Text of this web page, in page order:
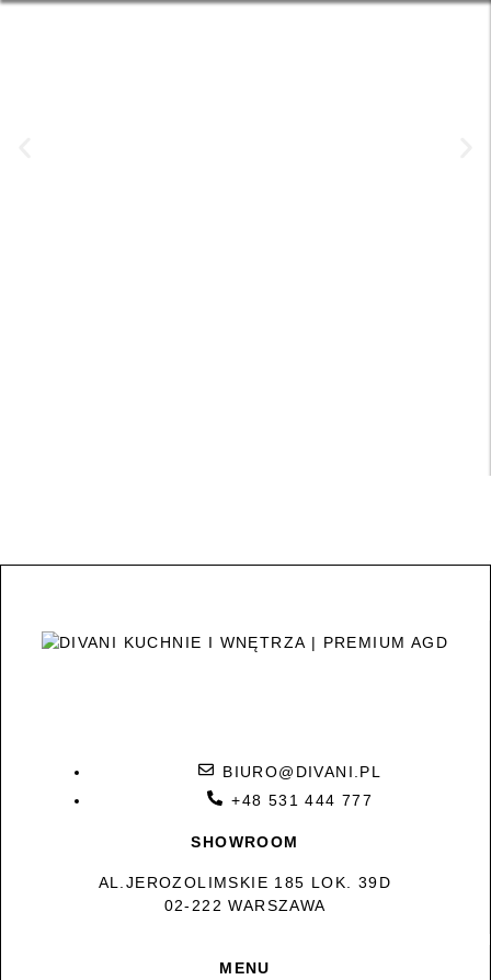
BIURO@DIVANI.PL
+48 531 444 777
SHOWROOM
AL.JEROZOLIMSKIE 185 LOK. 39D
02-222 WARSZAWA
MENU